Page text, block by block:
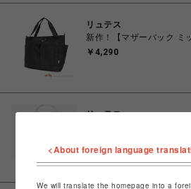
リュテス
新作！【マザーバック ミ
￥4,290
リュテス
【マザーバック ミッフ
￥3,740
<About foreign language
We will translate the homepage into a